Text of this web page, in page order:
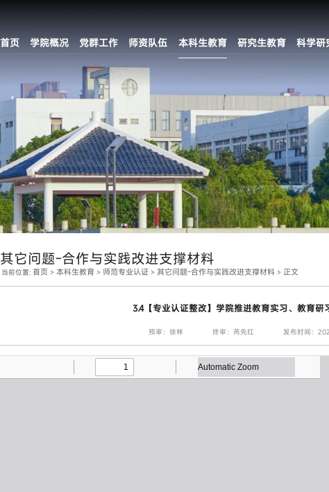
首页 学院概况 党群工作 师资队伍 本科生教育 研究生教育 科学研
其它问题-合作与实践改进支撑材料
当前位置: 首页> 本科生教育> 师范专业认证> 其它问题-合作与实践改进支撑材料> 正文
3.4【专业认证整改】学院推进教育实习、教育研
预审：徐林 终审：芮先红 发布时间：